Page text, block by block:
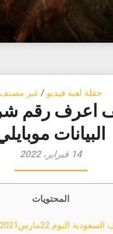
حفلة لعبة فيديو / غير مصنف
اعرف رقم
البيانات
14 فبراير، 2022
المحتويات
اليوم 22مارس2021